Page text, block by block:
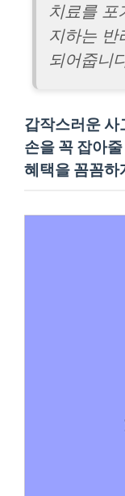
치료를 포
지하는 반
되어줍니
갑작스러운 사
손을 꼭 잡아
혜택을 꼼꼼하